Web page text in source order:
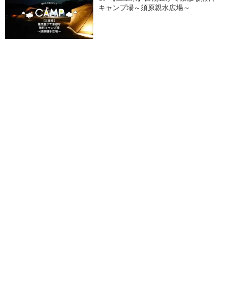
キャンプ場～須原親水広場～